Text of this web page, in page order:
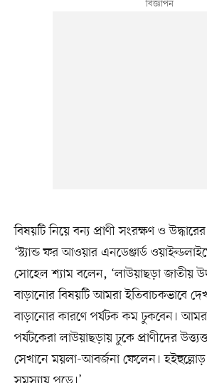
বিষয়টি নিয়ে বন্য প্রাণী সংরক্ষণ ও
‘স্ট্যান্ড ফর আওয়ার এনডেঞ্জার্ড
সোহেল শ্যাম বলেন, ‘লাউয়াছড়া জাতীয়
বাড়ানোর বিষয়টি আমরা ইতিবাচকভাবে
বাড়ানোর কারণে পর্যটক কম ঢুকবেন।
পর্যটকেরা লাউয়াছড়ায় ঢুকে প্রাণীদের
সেখানে ময়লা-আবর্জনা ফেলেন। হইহুল্লোড়